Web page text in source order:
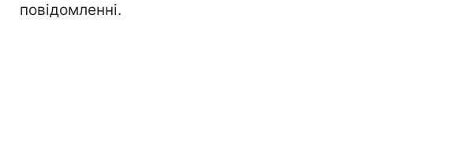
повідомленні.